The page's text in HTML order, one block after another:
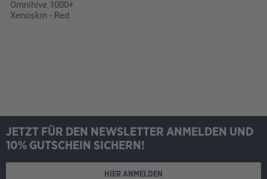
Omnihive 1000+
Xenoskin - Red
JETZT FÜR DEN NEWSLETTER ANMELDEN UND
10% GUTSCHEIN SICHERN!
HIER ANMELDEN